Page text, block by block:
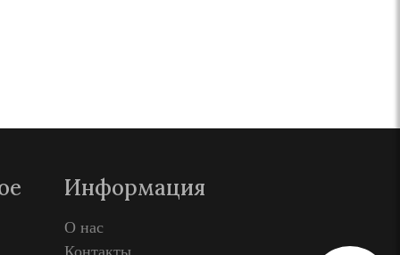
Информация
О нас
Контакты